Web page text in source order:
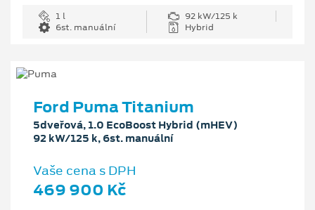
1 l
92 kW/125 k
6st. manuální
Hybrid
Ford Puma Titanium
5dveřová, 1.0 EcoBoost Hybrid (mHEV)
92 kW/125 k, 6st. manuální
Vaše cena s DPH
469 900 Kč